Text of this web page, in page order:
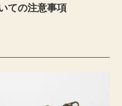
ての注意事項